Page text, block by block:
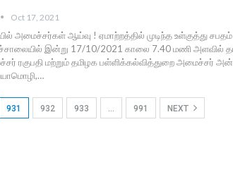
Oct 17, 2021
அமைச்சர்கள் ஆய்வு ! ஏமாற்றத்தில் முடிந்த உள்குத்து சபதம்
இன்று 17/10/2021 காலை 7.40 மணி அளவில்
ரகுபதி மற்றும் தமிழக பள்ளிக்கல்வித்துறை அமைச்சர்
931 932 933 991 NEXT